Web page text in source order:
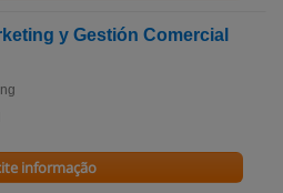
y Gestión Comercial
informação